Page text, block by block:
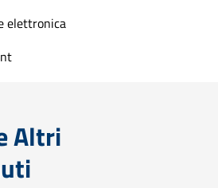
elettronica
Altri